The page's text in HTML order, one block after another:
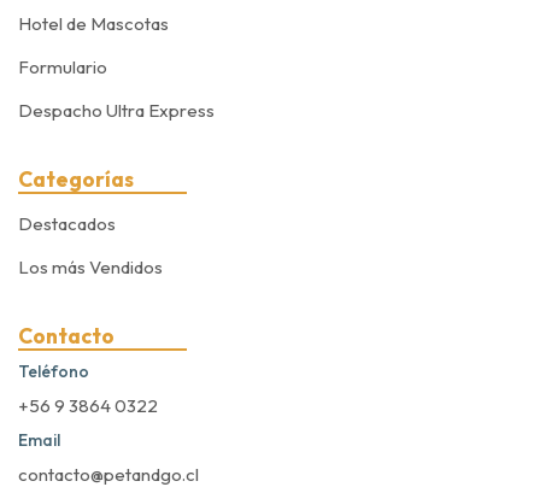
Hotel de Mascotas
Formulario
Despacho Ultra Express
Categorías
Destacados
Los más Vendidos
Contacto
Teléfono
+56 9 3864 0322
Email
contacto@petandgo.cl